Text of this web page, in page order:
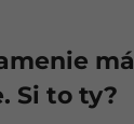
má
Si to ty?